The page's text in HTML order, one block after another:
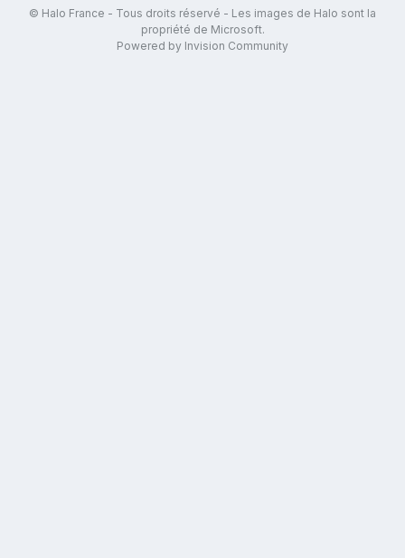
© Halo France - Tous droits réservé - Les images de Halo sont la
propriété de Microsoft.
Powered by Invision Community